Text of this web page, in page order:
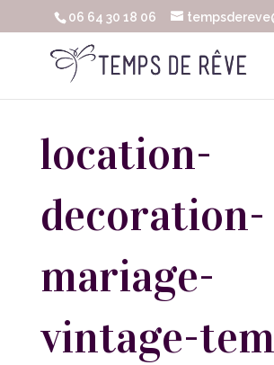
06 64 30 18 06
location-
decoration-
mariage-
vintage-